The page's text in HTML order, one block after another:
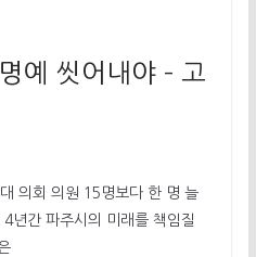
예 씻어내야 – 고
의회 의원 15명보다 한 명 늘
년간 파주시의 미래를 책임질